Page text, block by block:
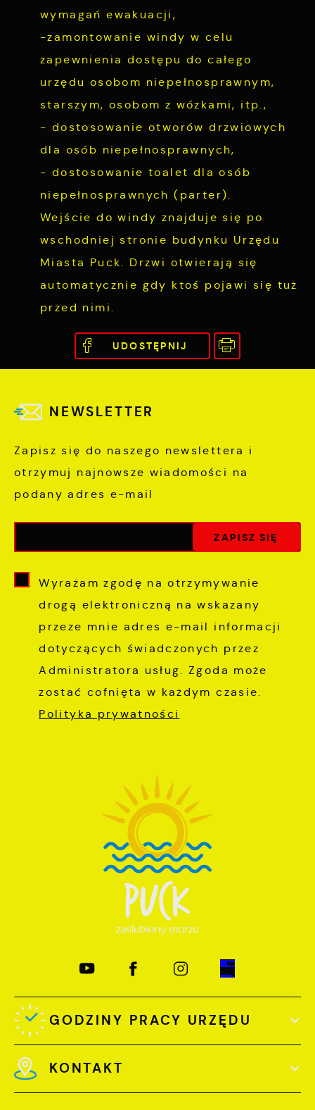
wymagań ewakuacji,
-zamontowanie windy w celu
zapewnienia dostępu do całego
urzędu osobom niepełnosprawnym,
starszym, osobom z wózkami, itp.,
- dostosowanie otworów drzwiowych
dla osób niepełnosprawnych,
- dostosowanie toalet dla osób
niepełnosprawnych (parter).
Wejście do windy znajduje się po
wschodniej stronie budynku Urzędu
Miasta Puck. Drzwi otwierają się
automatycznie gdy ktoś pojawi się tuż
przed nimi.
UDOSTĘPNIJ
NEWSLETTER
Zapisz się do naszego newslettera i
otrzymuj najnowsze wiadomości na
podany adres e-mail
Wyrażam zgodę na otrzymywanie
drogą elektroniczną na wskazany
przeze mnie adres e-mail informacji
dotyczących świadczonych przez
Administratora usług. Zgoda może
zostać cofnięta w każdym czasie.
Polityka prywatności
GODZINY PRACY URZĘDU
KONTAKT